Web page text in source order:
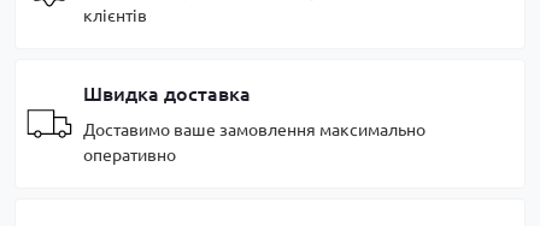
клієнтів
Швидка доставка
Доставимо ваше замовлення максимально
оперативно